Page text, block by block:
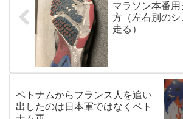
マラソン本番
方（左右別の
走る）
ベトナムからフランス人を追い
出したのは日本軍ではなくベト